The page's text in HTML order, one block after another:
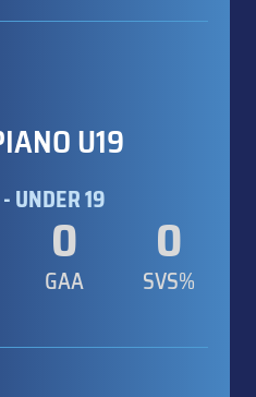
U19
UNDER 19
0
GAA
0
SVS%